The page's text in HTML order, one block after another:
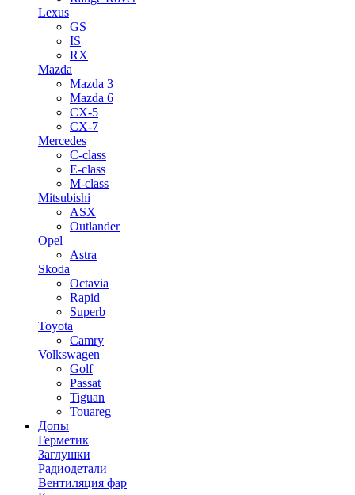
Lexus
GS
IS
RX
Mazda
Mazda 3
Mazda 6
CX-5
CX-7
Mercedes
C-class
E-class
M-class
Mitsubishi
ASX
Outlander
Opel
Astra
Skoda
Octavia
Rapid
Superb
Toyota
Camry
Volkswagen
Golf
Passat
Tiguan
Touareg
Допы
Герметик
Заглушки
Радиодетали
Вентиляция фар